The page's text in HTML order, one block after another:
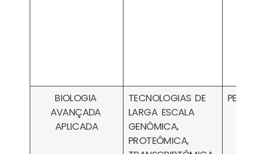
BIOLOGIA
AVANÇADA
APLICADA
TECNOLOGIAS DE
LARGA ESCALA
GENÔMICA,
PROTEÔMICA,